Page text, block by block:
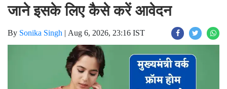
जाने इसके लिए कैसे करें आवेदन
By Sonika Singh | Aug 6, 2026, 23:16 IST